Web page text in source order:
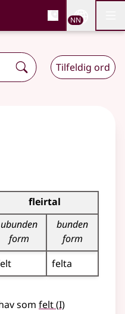
og
NN
Tilfeldig ord
fleirtal
ubunden
form
bunden
form
felta
som felt(1
I)